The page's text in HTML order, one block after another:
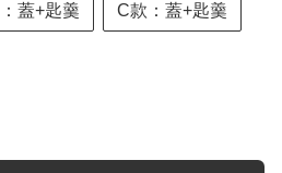
蓋+匙羹 C款：蓋+匙羹